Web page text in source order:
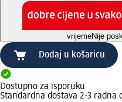
vrijemeNije
Dodaj u košaricu
Dostupno za isporuku
Standardna dostava 2-3 radna